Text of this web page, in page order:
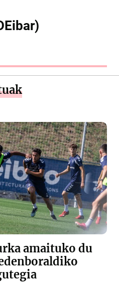
amaituko du